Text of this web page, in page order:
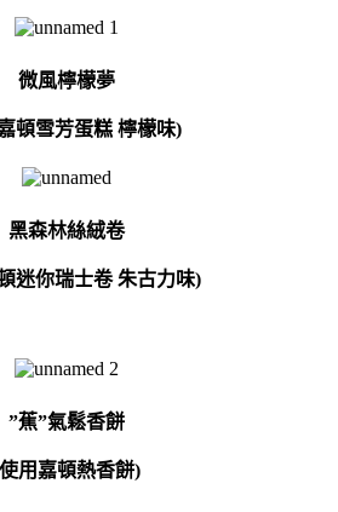
微風檸檬夢
頓雪芳蛋糕 檸檬味)
黑森林絲絨卷
迷你瑞士卷 朱古力味)
”蕉”氣鬆香餅
使用嘉頓熱香餅)